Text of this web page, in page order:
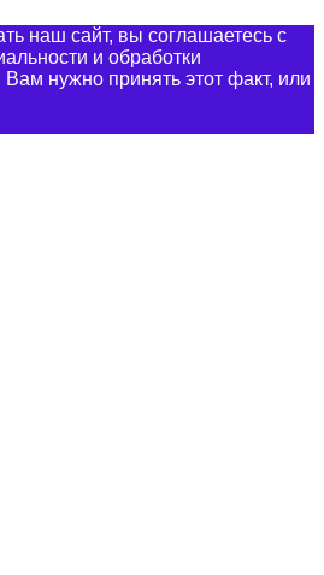
наш сайт, вы соглашаетесь с
и обработки
нужно принять этот факт, или